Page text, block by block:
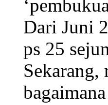
Dari Juni
ps 25
Sekarang,